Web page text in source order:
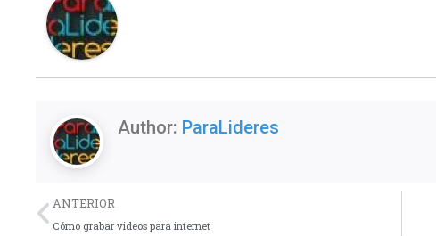
Author: ParaLideres
Previo
ANTERIOR
Cómo grabar videos para internet